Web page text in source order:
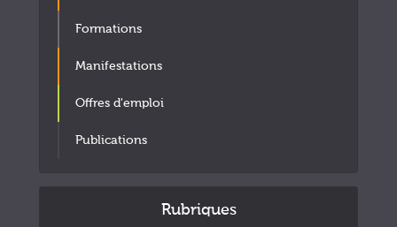
Formations
Manifestations
Offres d'emploi
Publications
Rubriques